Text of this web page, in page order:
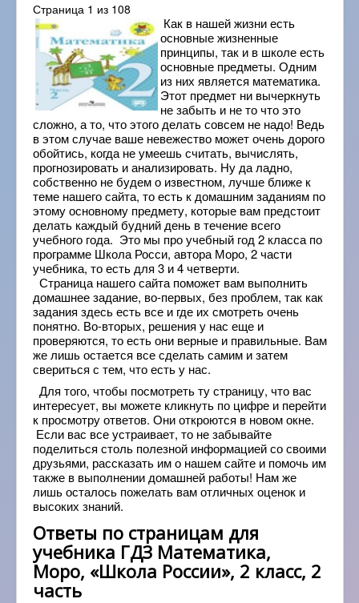
Страница 1 из 108
Как в нашей жизни есть
основные жизненные
принципы, так и в школе есть
основные предметы. Одним
из них является математика.
Этот предмет ни вычеркнуть
не забыть и не то что это
сложно, а то, что этого делать совсем не надо! Ведь
в этом случае ваше невежество может очень дорого
обойтись, когда не умеешь считать, вычислять,
прогнозировать и анализировать. Ну да ладно,
собственно не будем о известном, лучше ближе к
теме нашего сайта, то есть к домашним заданиям по
этому основному предмету, которые вам предстоит
делать каждый будний день в течение всего
учебного года. Это мы про учебный год 2 класса по
программе Школа Росси, автора Моро, 2 части
учебника, то есть для 3 и 4 четверти.
Страница нашего сайта поможет вам выполнить
домашнее задание, во-первых, без проблем, так как
задания здесь есть все и где их смотреть очень
понятно. Во-вторых, решения у нас еще и
проверяются, то есть они верные и правильные. Вам
же лишь остается все сделать самим и затем
свериться с тем, что есть у нас.
Для того, чтобы посмотреть ту страницу, что вас
интересует, вы можете кликнуть по цифре и перейти
к просмотру ответов. Они откроются в новом окне.
Если вас все устраивает, то не забывайте
поделиться столь полезной информацией со своими
друзьями, рассказать им о нашем сайте и помочь им
также в выполнении домашней работы! Нам же
лишь осталось пожелать вам отличных оценок и
высоких знаний.
Ответы по страницам для
учебника ГДЗ Математика,
Моро, «Школа России», 2 класс, 2
часть